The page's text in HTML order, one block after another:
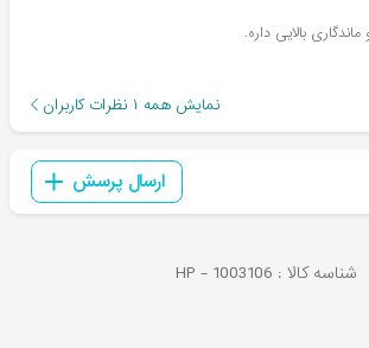
بالایی داره.
نمایش همه ۱ نظرات کاربران
ارسال پرسش
شناسه کالا : HP - 1003106